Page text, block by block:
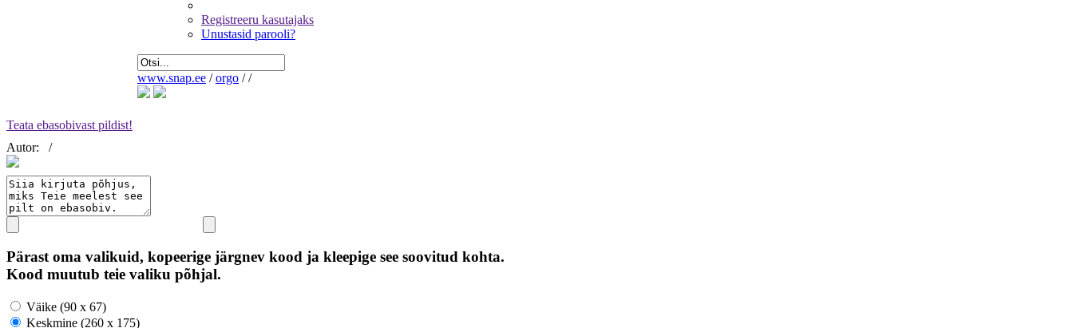
Registreeru kasutajaks
Unustasid parooli?
www.snap.ee / orgo / /
Teata ebasobivast pildist!
Autor:
/
Pärast oma valikuid, kopeerige järgnev kood ja kleepige see soovitud kohta.
Kood muutub teie valiku põhjal.
Väike (90 x 67)
Keskmine (260 x 175)